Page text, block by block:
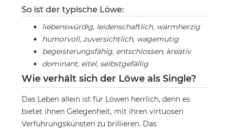
So ist der typische Löwe:
liebenswürdig, leidenschaftlich, warmherzig
humorvoll, zuversichtlich, wagemutig
begeisterungsfähig, entschlossen, kreativ
dominant, eitel, selbstgefällig
Wie verhält sich der Löwe als Single?
Das Leben allein ist für Löwen herrlich, denn es
bietet ihnen Gelegenheit, mit ihren virtuosen
Verführungskünsten zu brillieren. Das